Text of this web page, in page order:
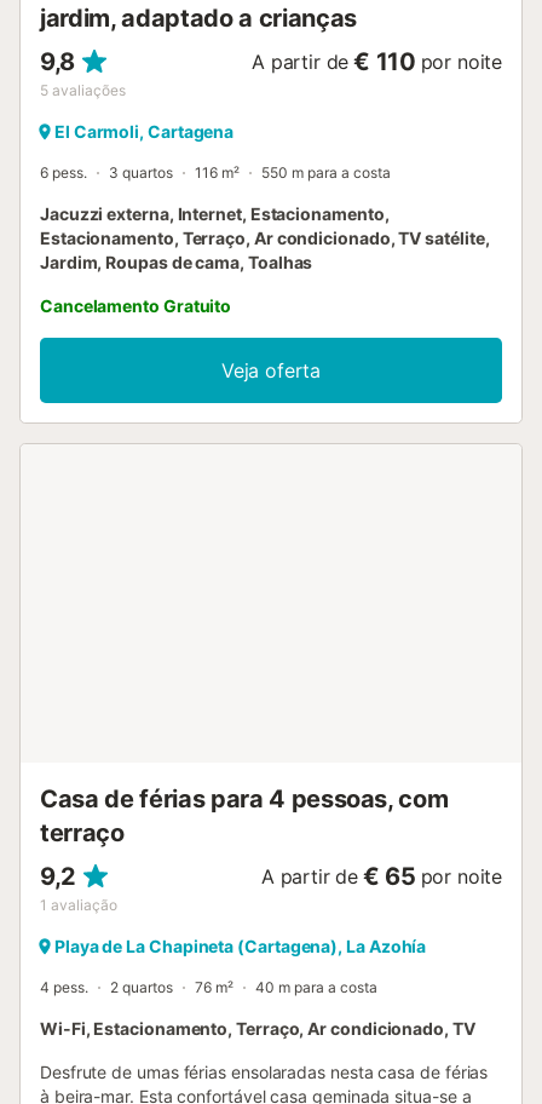
jardim, adaptado a crianças
9,8
5 avaliações
A partir de € 110 por noite
El Carmoli, Cartagena
6 pess. 3 quartos 116 m² 550 m para a costa
Jacuzzi externa, Internet, Estacionamento,
Estacionamento, Terraço, Ar condicionado, TV satélite,
Jardim, Roupas de cama, Toalhas
Cancelamento Gratuito
Veja oferta
Casa de férias para 4 pessoas, com
terraço
9,2
1 avaliação
A partir de € 65 por noite
Playa de La Chapineta (Cartagena), La Azohía
4 pess. 2 quartos 76 m² 40 m para a costa
Wi-Fi, Estacionamento, Terraço, Ar condicionado, TV
Desfrute de umas férias ensolaradas nesta casa de férias
à beira-mar. Esta confortável casa geminada situa-se a